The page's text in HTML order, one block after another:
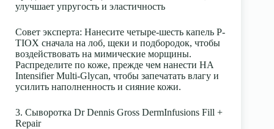
улучшает упругость и эластичность
Совет эксперта: Нанесите четыре-шесть капель P-
TIOX сначала на лоб, щеки и подбородок, чтобы
воздействовать на мимические морщины.
Распределите по коже, прежде чем нанести HA
Intensifier Multi-Glycan, чтобы запечатать влагу и
усилить наполненность и сияние кожи.
3. Сыворотка Dr Dennis Gross DermInfusions Fill +
Repair